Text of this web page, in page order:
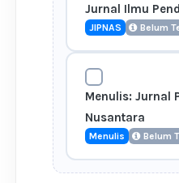
Jurnal Ilmu
JIPNAS Belum
Menulis: Jurnal
Nusantara
Menulis Belum